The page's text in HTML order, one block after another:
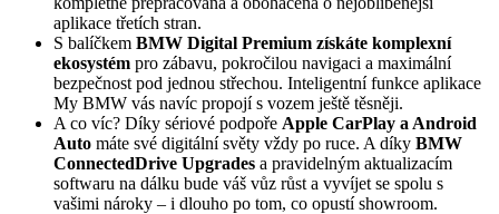
aplikace třetích stran.
S balíčkem BMW Digital Premium získáte komplexní
ekosystém pro zábavu, pokročilou navigaci a maximální
bezpečnost pod jednou střechou. Inteligentní funkce aplikace
My BMW vás navíc propojí s vozem ještě těsněji.
A co víc? Díky sériové podpoře Apple CarPlay a Android
Auto máte své digitální světy vždy po ruce. A díky BMW
ConnectedDrive Upgrades a pravidelným aktualizacím
softwaru na dálku bude váš vůz růst a vyvíjet se spolu s
vašimi nároky – i dlouho po tom, co opustí showroom.